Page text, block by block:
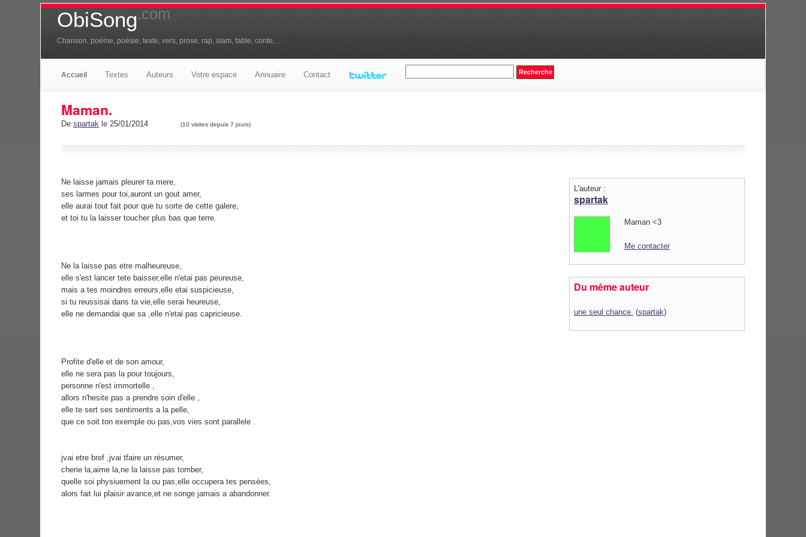
ObiSong.com
Chanson, poéme, poésie, texte, vers, prose, rap, slam, fable, conte, ...
Accueil Textes Auteurs Votre espace Annuaire Contact
Maman.
De spartak le 25/01/2014 (10 visites depuis 7 jours)
Ne laisse jamais pleurer ta mere,
ses larmes pour toi,auront un gout amer,
elle aurai tout fait pour que tu sorte de cette galere,
et toi tu la laisser toucher plus bas que terre.
Ne la laisse pas etre malheureuse,
elle s'est lancer tete baisser,elle n'etai pas peureuse,
mais a tes moindres erreurs,elle etai suspicieuse,
si tu reussisai dans ta vie,elle serai heureuse,
elle ne demandai que sa ,elle n'etai pas capricieuse.
Profite d'elle et de son amour,
elle ne sera pas la pour toujours,
personne n'est immortelle ,
allors n'hesite pas a prendre soin d'elle ,
elle te sert ses sentiments a la pelle,
que ce soit ton exemple ou pas,vos vies sont parallele .
jvai etre bref ,jvai tfaire un résumer,
cherie la,aime la,ne la laisse pas tomber,
quelle soi physiuement la ou pas,elle occupera tes pensées,
alors fait lui plaisir avance,et ne songe jamais a abandonner.
L'auteur :
spartak
Maman <3
Me contacter
Du même auteur
une seul chance. (spartak)